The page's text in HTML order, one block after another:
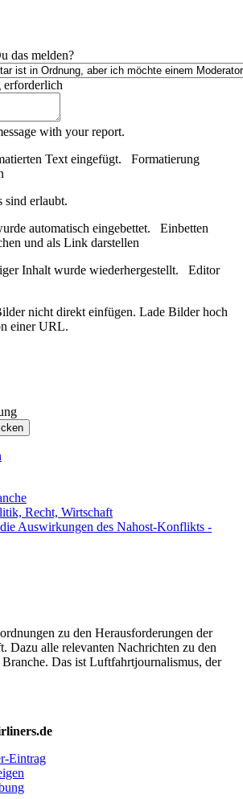
das melden?
erforderlich
with your report.
Text eingefügt. Formatierung
sind erlaubt.
automatisch eingebettet. Einbetten
und als Link darstellen
Inhalt wurde wiederhergestellt. Editor
nicht direkt einfügen. Lade Bilder hoch
einer URL.
Recht, Wirtschaft
Auswirkungen des Nahost-Konflikts -
zu den Herausforderungen der
Dazu alle relevanten Nachrichten zu den
Das ist Luftfahrtjournalismus, der
Eintrag